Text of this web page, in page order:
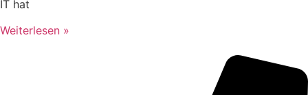
IT hat
Weiterlesen »